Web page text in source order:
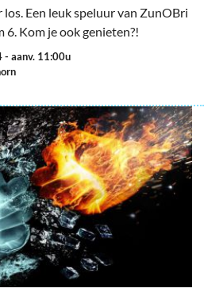
los. Een leuk speluur van ZunOBri
Kom je ook genieten?!
- aanv. 11:00u